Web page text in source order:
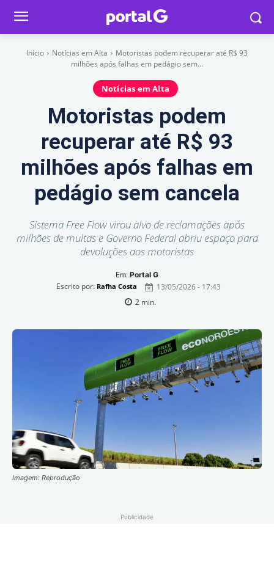
Início Notícias em Alta
Motoristas podem recuperar até R$ 93
milhões após falhas em pedágio sem...
Notícias em Alta
Motoristas podem
recuperar até R$ 93
milhões após falhas em
pedágio sem cancela
Sistema Free Flow virou alvo de reclamações após
milhões de multas e Governo Federal abriu espaço para
devoluções aos motoristas
Em: Portal G
Escrito por: Rafha Costa
13/05/2026 - 17:43
2min.
Imagem: Reprodução
Publicidade